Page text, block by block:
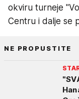
okviru turneje
Centru i dalje se
NE PROPUSTITE